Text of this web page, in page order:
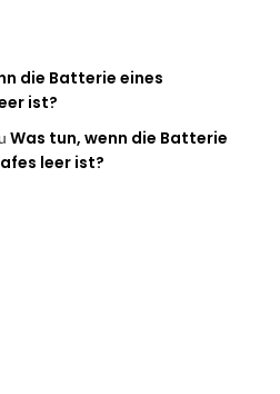
die Batterie eines
ist?
Was tun, wenn die Batterie
leer ist?